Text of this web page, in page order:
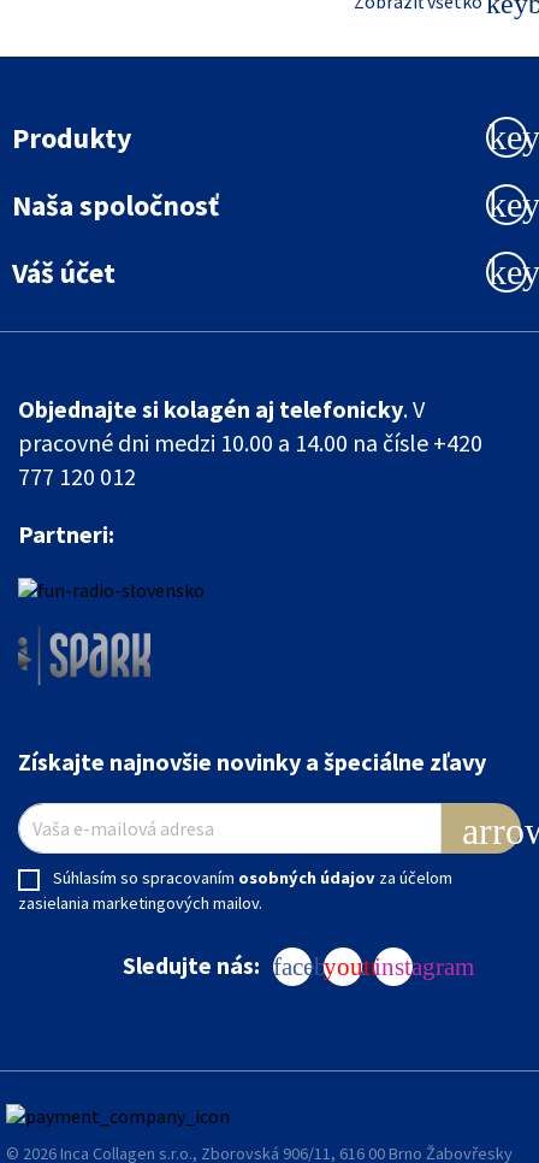
Produkty
Naša spoločnosť
Váš účet
Objednajte si kolagén aj telefonicky. V
pracovné dni medzi 10.00 a 14.00 na čísle +420
777 120 012
Partneri:
Získajte najnovšie novinky a špeciálne zľavy
Súhlasím so spracovaním osobných údajov za účelom
zasielania marketingových mailov.
Sledujte nás: facebookyoutubeinstagram
© 2026 Inca Collagen s.r.o., Zborovská 906/11, 616 00 Brno Žabovřesky